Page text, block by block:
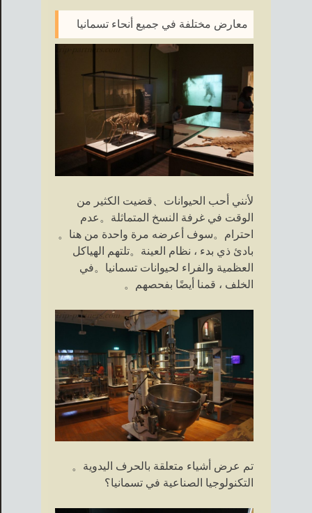
معارض مختلفة في جميع أنحاء تسمانيا
لأنني أحب الحيوانات、قضيت الكثير من
الوقت في غرفة النسخ المتماثلة。عدم
احترام。سوف أعرضه مرة واحدة من هنا。
بادئ ذي بدء ، نظام العينة。تلتهم الهياكل
العظمية والفراء لحيوانات تسمانيا。في
الخلف ، قمنا أيضًا بفحصهم。
تم عرض أشياء متعلقة بالحرف اليدوية。
التكنولوجيا الصناعية في تسمانيا؟